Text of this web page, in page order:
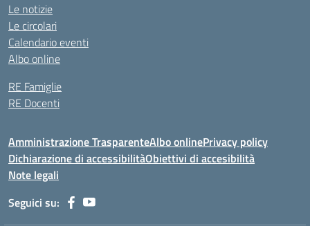
Le notizie
Le circolari
Calendario eventi
Albo online
RE Famiglie
RE Docenti
Amministrazione TrasparenteAlbo onlinePrivacy policy
Dichiarazione di accessibilitàObiettivi di accesibilità
Note legali
Seguici su: